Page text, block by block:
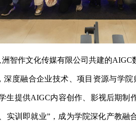
智作文化传媒有限公司共建的
度融合企业技术、项目资源与学
生提供AIGC内容创作、影视后期制
实训即就业”，成为学院深化产教融